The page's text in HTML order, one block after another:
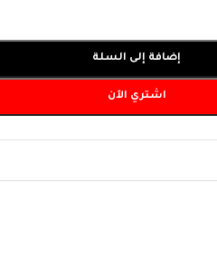
إضافة إلى السلة
اشتري الآن